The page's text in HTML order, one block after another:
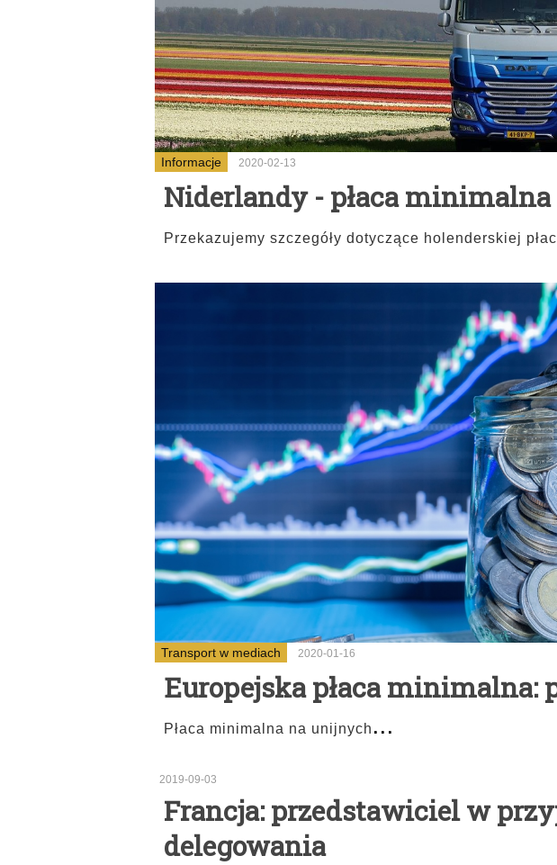
Informacje 2020-02-13
Niderlandy - płaca minimalna
Przekazujemy szczegóły dotyczące holenderskiej
Transport w mediach 2020-01-16
Europejska płaca minimalna:
Płaca minimalna na unijnych ...
2019-09-03
Francja: przedstawiciel w
delegowania